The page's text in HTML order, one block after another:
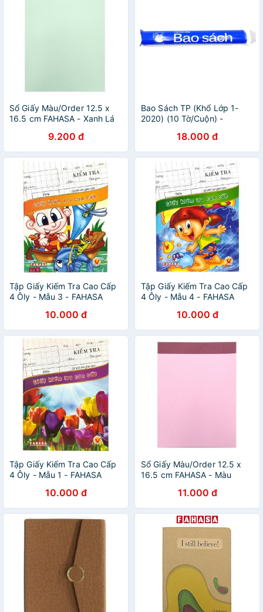
Sổ Giấy Màu/Order 12.5 x
16.5 cm FAHASA - Xanh Lá
9.200 đ
Bao Sách TP (Khổ Lớp 1-
2020) (10 Tờ/Cuộn) -
18.000 đ
Tập Giấy Kiếm Tra Cao Cấp
4 Ôly - Mẫu 3 - FAHASA
10.000 đ
Tập Giấy Kiếm Tra Cao Cấp
4 Ôly - Mẫu 4 - FAHASA
10.000 đ
Tập Giấy Kiếm Tra Cao Cấp
4 Ôly - Mẫu 1 - FAHASA
10.000 đ
Sổ Giấy Màu/Order 12.5 x
16.5 cm FAHASA - Màu
11.000 đ